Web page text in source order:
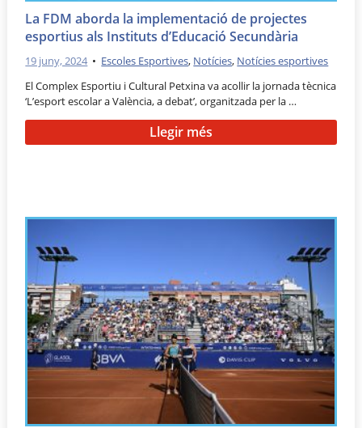
La FDM aborda la implementació de projectes
esportius als Instituts d’Educació Secundària
19 juny, 2024 • Escoles Esportives, Notícies, Notícies esportives
El Complex Esportiu i Cultural Petxina va acollir la jornada tècnica
‘L’esport escolar a València, a debat’, organitzada per la …
Llegir més